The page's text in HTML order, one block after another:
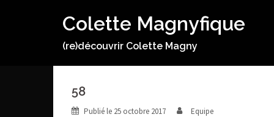
Colette Magnyfique
(re)découvrir Colette Magny
58
Publié le 25 octobre 2017 Equipe